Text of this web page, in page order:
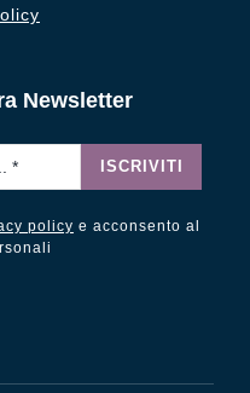
Newsletter
ISCRIVITI
policy e acconsento al